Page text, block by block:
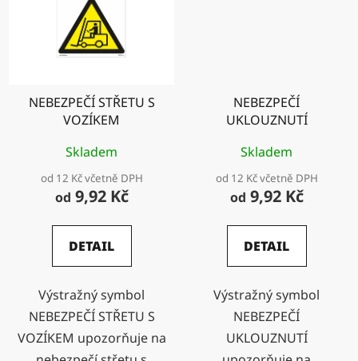
NEBEZPEČÍ STŘETU S
VOZÍKEM
Skladem
od 12 Kč včetně DPH
od 9,92 Kč
DETAIL
Výstražný symbol
NEBEZPEČÍ STŘETU S
VOZÍKEM upozorňuje na
NEBEZPEČÍ
UKLOUZNUTÍ
Skladem
od 12 Kč včetně DPH
od 9,92 Kč
DETAIL
Výstražný symbol
NEBEZPEČÍ
UKLOUZNUTÍ